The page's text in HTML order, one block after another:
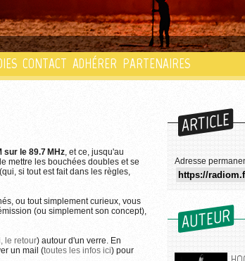
CONTACT ADHÉRER PARTENAIRES
sur le 89.7 MHz, et ce, jusqu'au
mettre les bouchées doubles et se
si tout est fait dans les règles,
ou tout simplement curieux, vous
(ou simplement son concept),
le retour) autour d'un verre. En
un mail (toutes les infos ici) pour
ARTICLE
Adresse
AUTEUR